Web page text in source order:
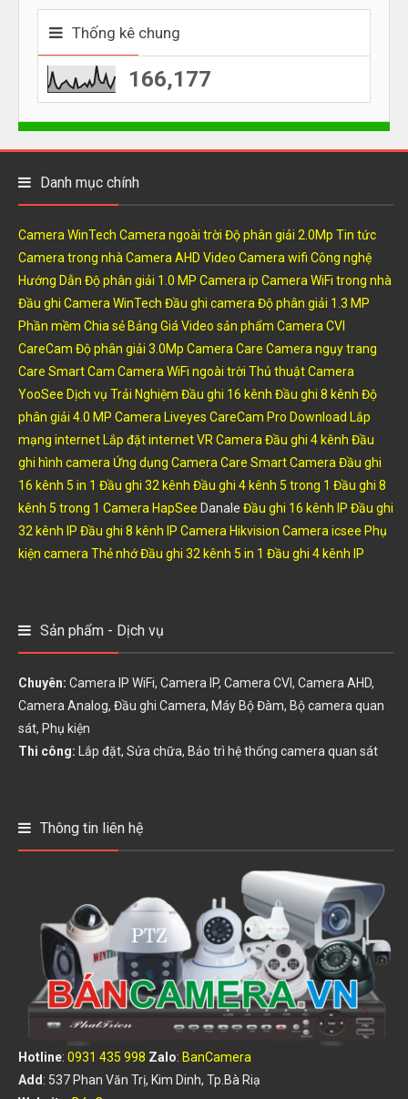
Thống kê chung
166,177
Danh mục chính
Camera WinTech Camera ngoài trời Độ phân giải 2.0Mp Tin tức
Camera trong nhàCamera AHD Video Camera wifi Công nghệ
Hướng Dẫn Độ phân giải 1.0 MP Camera ip Camera WiFi trong nhà
Đầu ghi Camera WinTech Đầu ghi cameraĐộ phân giải 1.3 MP
Phần mềm Chia sẻ Bảng GiáVideo sản phẩm Camera CVI
CareCam Độ phân giải 3.0Mp Camera Care Camera ngụy trang
Care Smart Cam Camera WiFi ngoài trời Thủ thuậtCamera
YooSee Dịch vụ Trải Nghiệm Đầu ghi 16 kênh Đầu ghi 8 kênh Độ
phân giải 4.0 MP Camera Liveyes CareCam Pro Download Lắp
mạng internet Lắp đặt internetVR CameraĐầu ghi 4 kênh Đầu
ghi hình camera Ứng dụng CameraCare Smart CameraĐầu ghi
16 kênh 5 in 1 Đầu ghi 32 kênh Đầu ghi 4 kênh 5 trong 1 Đầu ghi 8
kênh 5 trong 1 Camera HapSee Danale Đầu ghi 16 kênh IP Đầu ghi
32 kênh IP Đầu ghi 8 kênh IP Camera Hikvision Camera icsee Phụ
kiện cameraThẻ nhớĐầu ghi 32 kênh 5 in 1 Đầu ghi 4 kênh IP
Sản phẩm - Dịch vụ
Chuyên: Camera IP WiFi, Camera IP, Camera CVI, Camera AHD,
Camera Analog, Đầu ghi Camera, Máy Bộ Đàm, Bộ camera quan
sát, Phụ kiện
Thi công: Lắp đặt, Sửa chữa, Bảo trì hệ thống camera quan sát
Thông tin liên hệ
Hotline: 0931 435 998 Zalo: BanCamera
Add: 537 Phan Văn Trị, Kim Dinh, Tp.Bà Riạ